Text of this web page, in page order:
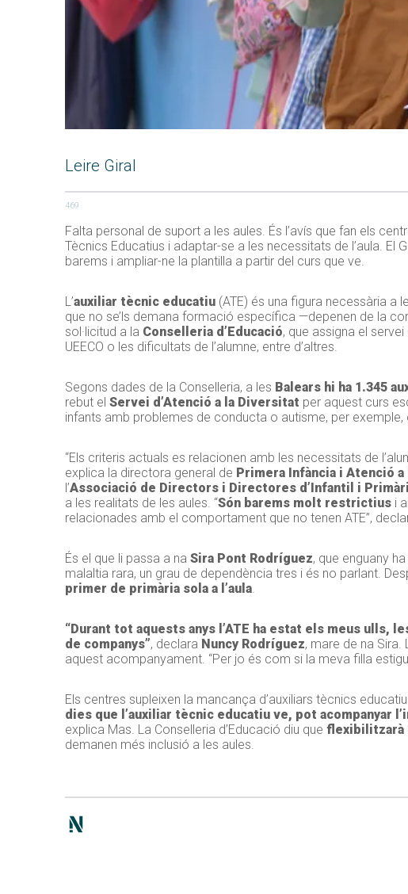
Leire Giral
469
Falta personal de suport a les aules. És l’avís que fan els
Tècnics Educatius i adaptar-se a les necessitats de l’aula.
barems i ampliar-ne la plantilla a partir del curs que ve.
L’auxiliar tècnic educatiu (ATE) és una figura necessària
que no se’ls demana formació específica —depenen de la
sol·licitud a la Conselleria d’Educació, que assigna el
UEECO o les dificultats de l’alumne, entre d’altres.
Segons dades de la Conselleria, a les Balears hi ha 1.345
rebut el Servei d’Atenció a la Diversitat per aquest curs
infants amb problemes de conducta o autisme, per exemple,
“Els criteris actuals es relacionen amb les necessitats de
explica la directora general de Primera Infància i Atenció
l’Associació de Directors i Directores d’Infantil i
a les realitats de les aules. “Són barems molt restrictius i
relacionades amb el comportament que no tenen ATE”,
És el que li passa a na Sira Pont Rodríguez, que enguany
malaltia rara, un grau de dependència tres i és no parlant.
primer de primària sola a l’aula.
“Durant tot aquests anys l’ATE ha estat els meus ulls,
de companys”, declara Nuncy Rodríguez, mare de na
aquest acompanyament. “Per jo és com si la meva filla
Els centres supleixen la mancança d’auxiliars tècnics
dies que l’auxiliar tècnic educatiu ve, pot acompanyar
explica Mas. La Conselleria d’Educació diu que flexibilitzarà
demanen més inclusió a les aules.